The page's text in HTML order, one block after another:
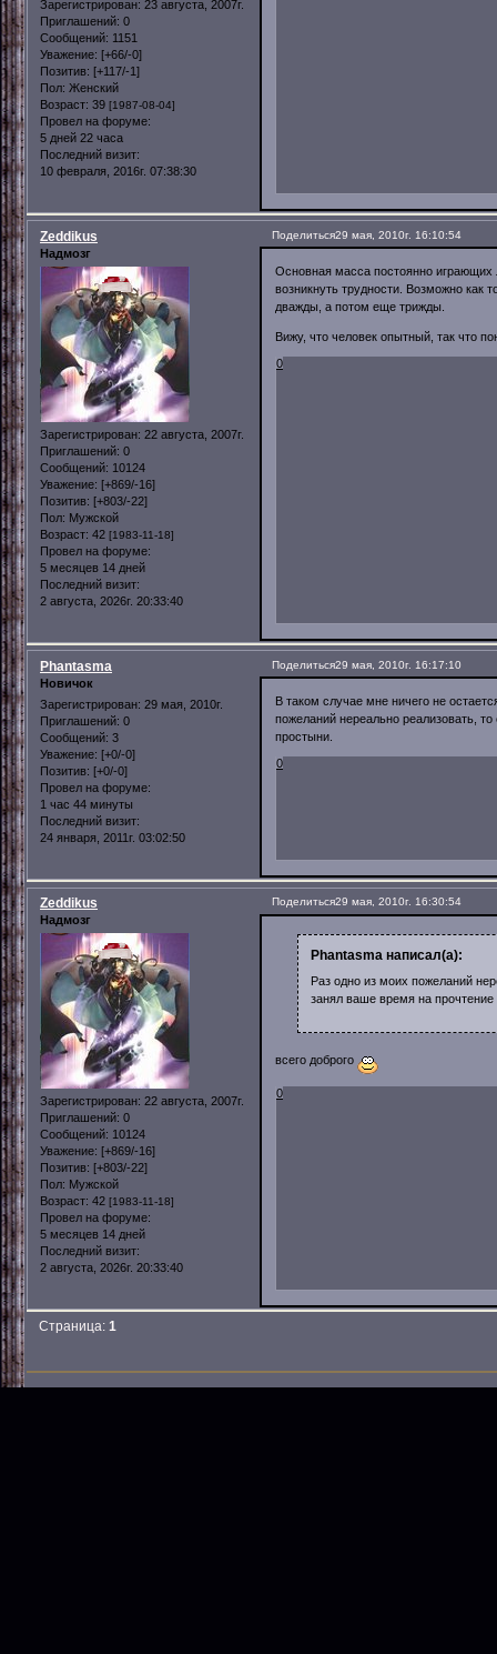
Зарегистрирован: 23 августа, 2007г.
Приглашений: 0
Сообщений: 1151
Уважение: [+66/-0]
Позитив: [+117/-1]
Пол: Женский
Возраст: 39 [1987-08-04]
Провел на форуме:
5 дней 22 часа
Последний визит:
10 февраля, 2016г. 07:38:30
Поделиться29 мая, 2010г. 16:10:54
Zeddikus
Надмозг
Зарегистрирован: 22 августа, 2007г.
Приглашений: 0
Сообщений: 10124
Уважение: [+869/-16]
Позитив: [+803/-22]
Пол: Мужской
Возраст: 42 [1983-11-18]
Провел на форуме:
5 месяцев 14 дней
Последний визит:
2 августа, 2026г. 20:33:40
Основная масса постоянно играющих
возникнуть трудности. Возможно
дважды, а потом еще трижды.
Вижу, что человек опытный, так что
0
Поделиться29 мая, 2010г. 16:17:10
Phantasma
Новичок
Зарегистрирован: 29 мая, 2010г.
Приглашений: 0
Сообщений: 3
Уважение: [+0/-0]
Позитив: [+0/-0]
Провел на форуме:
1 час 44 минуты
Последний визит:
24 января, 2011г. 03:02:50
В таком случае мне ничего не
пожеланий нереально реализовать,
простыни.
0
Поделиться29 мая, 2010г. 16:30:54
Zeddikus
Надмозг
Зарегистрирован: 22 августа, 2007г.
Приглашений: 0
Сообщений: 10124
Уважение: [+869/-16]
Позитив: [+803/-22]
Пол: Мужской
Возраст: 42 [1983-11-18]
Провел на форуме:
5 месяцев 14 дней
Последний визит:
2 августа, 2026г. 20:33:40
Phantasma написал(а):
Раз одно из моих пожеланий
занял ваше время на прочтение
всего доброго
0
Страница:1